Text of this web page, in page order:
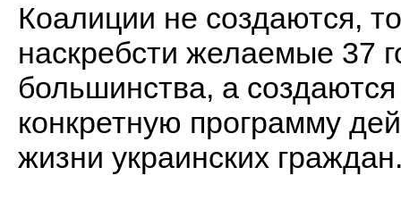
Коалиции не создаются,
наскребсти желаемые 37
большинства, а
конкретную программу
жизни украинских